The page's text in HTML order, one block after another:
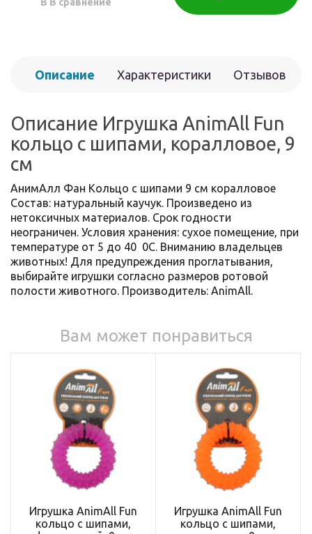
Описание Характеристики Отзывов
Описание Игрушка AnimAll Fun
кольцо с шипами, коралловое, 9
см
АнимАлл Фан Кольцо с шипами 9 см коралловое
Состав: натуральный каучук. Произведено из
нетоксичных материалов. Срок годности
неограничен. Условия хранения: сухое помещение, при
температуре от 5 до 40 0С. Вниманию владельцев
животных! Для предупреждения проглатывания,
выбирайте игрушки согласно размеров ротовой
полости животного. Производитель: AnimАll.
Вам может понравиться
Игрушка AnimAll Fun
кольцо с шипами,
Игрушка AnimAll Fun
кольцо с шипами,